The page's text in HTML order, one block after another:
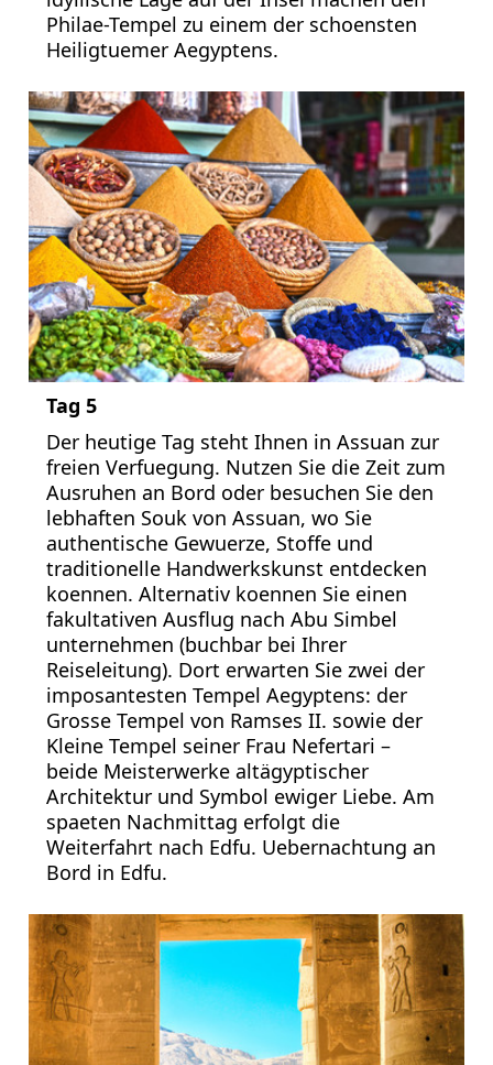
Philae-Tempel zu einem der schoensten
Heiligtuemer Aegyptens.
Tag 5
Der heutige Tag steht Ihnen in Assuan zur
freien Verfuegung. Nutzen Sie die Zeit zum
Ausruhen an Bord oder besuchen Sie den
lebhaften Souk von Assuan, wo Sie
authentische Gewuerze, Stoffe und
traditionelle Handwerkskunst entdecken
koennen. Alternativ koennen Sie einen
fakultativen Ausflug nach Abu Simbel
unternehmen (buchbar bei Ihrer
Reiseleitung). Dort erwarten Sie zwei der
imposantesten Tempel Aegyptens: der
Grosse Tempel von Ramses II. sowie der
Kleine Tempel seiner Frau Nefertari –
beide Meisterwerke altägyptischer
Architektur und Symbol ewiger Liebe. Am
spaeten Nachmittag erfolgt die
Weiterfahrt nach Edfu. Uebernachtung an
Bord in Edfu.